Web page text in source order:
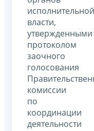
исполнительной
власти,
утвержденными
протоколом
заочного
голосования
комиссии
по
координации
деятельности